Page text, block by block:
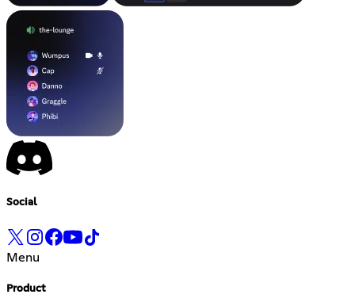
Social
Menu
Product